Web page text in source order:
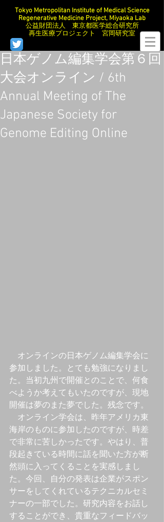
Tokyo Metropolitan Institute of Medical Science
Regenerative Medicine Project, Miyaoka Lab
公益財団法人 東京都医学総合研究所
再生医療プロジェクト 宮岡研究室
日本ゲノム編集学会第６回
大会オンライン / 6th
Annual Meeting of The
Japanese Society for
Genome Editing Online
オンラインの日本ゲノム編集学会に
参加しました。とても勉強になりまし
た。当初九州で開催とのことで、何食
べようか考えてもいたのですが、現地
開催は夢のまた夢でした。残念です。
オンライン学会は、昨年アメリカ東
海岸のものに参加したのですが、時差
で非常に苦しかったです。やはり、普
段起きている時間に話を聞いた方が断
然頭に入ってくることを実感しまし
た。今回、自分の発表は企業がスポン
サーをしてくれているテクニカルセミ
ナーの一部でした。研究内容をお話し
することができ、貴重なフィードバッ